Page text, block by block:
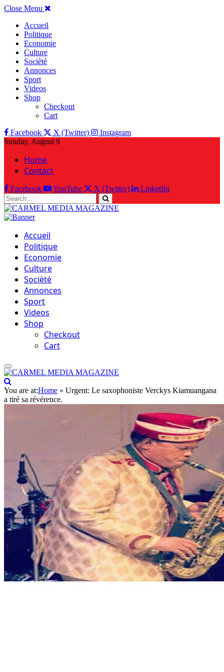
Close Menu
Accueil
Politique
Economie
Culture
Socièté
Annonces
Sport
Videos
Shop
Checkout
Cart
Facebook
X (Twitter)
Instagram
Sunday, August 9
Home
Contact
Facebook YouTube X (Twitter) LinkedIn
Accueil
Politique
Economie
Culture
Socièté
Annonces
Sport
Videos
Shop
Checkout
Cart
You are at:Home » Urgent: Le saxophoniste Verckys Kiamuangana
a tiré sa révérence.